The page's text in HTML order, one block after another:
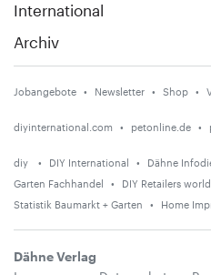
International
Archiv
Jobangebote Newsletter Shop
diyinternational.com petonline.de
diy DIY International Dähne
Garten Fachhandel
DIY Retailers
Statistik Baumarkt + Garten
Home
Dähne Verlag